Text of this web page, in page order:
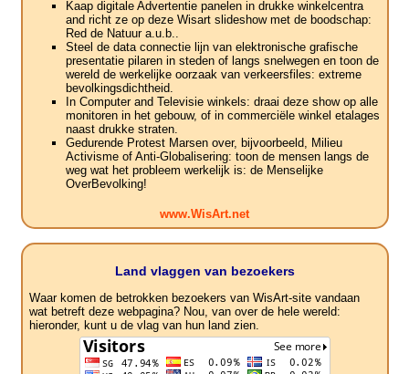
Kaap digitale Advertentie panelen in drukke winkelcentra
and richt ze op deze Wisart slideshow met de boodschap:
Red de Natuur a.u.b..
Steel de data connectie lijn van elektronische grafische
presentatie pilaren in steden of langs snelwegen en toon de
wereld de werkelijke oorzaak van verkeersfiles: extreme
bevolkingsdichtheid.
In Computer and Televisie winkels: draai deze show op alle
monitoren in het gebouw, of in commerciële winkel etalages
naast drukke straten.
Gedurende Protest Marsen over, bijvoorbeeld, Milieu
Activisme of Anti-Globalisering: toon de mensen langs de
weg wat het probleem werkelijk is: de Menselijke
OverBevolking!
www.WisArt.net
Land vlaggen van bezoekers
Waar komen de betrokken bezoekers van WisArt-site vandaan
wat betreft deze webpagina? Nou, van over de hele wereld:
hieronder, kunt u de vlag van hun land zien.